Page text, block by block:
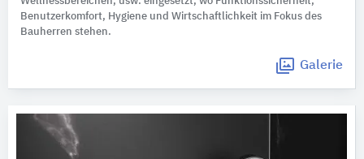
Benutzerkomfort, Hygiene und Wirtschaftlichkeit im Fokus des
Bauherren stehen.
Galerie